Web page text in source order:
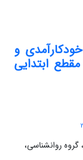
و
ابتدایی
2
روانشناسی،